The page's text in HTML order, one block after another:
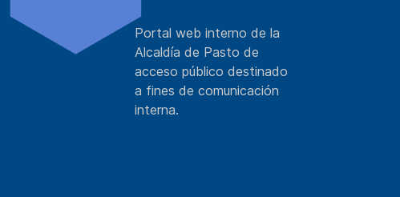
Portal web interno de la
Alcaldía de Pasto de
acceso público destinado
a fines de comunicación
interna.